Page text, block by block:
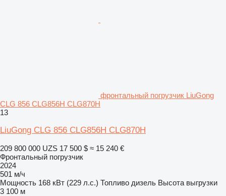
фронтальный погрузчик LiuGong
CLG 856 CLG856H CLG870H
13
LiuGong CLG 856 CLG856H CLG870H
209 800 000 UZS 17 500 $ ≈ 15 240 €
Фронтальный погрузчик
2024
501 м/ч
Мощность 168 кВт (229 л.с.) Топливо дизель Высота выгрузки
3 100 м